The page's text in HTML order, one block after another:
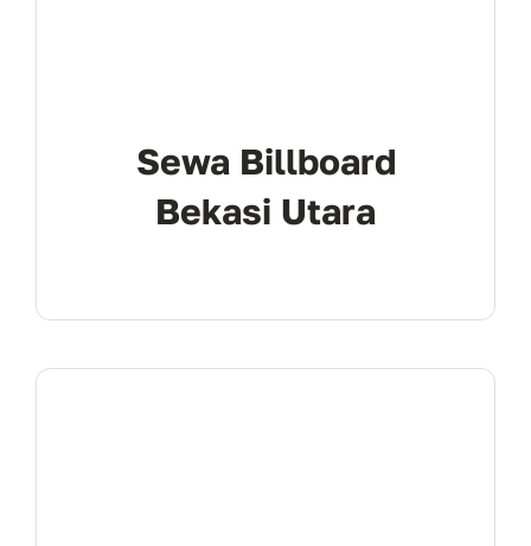
Sewa Billboard
Bekasi Utara